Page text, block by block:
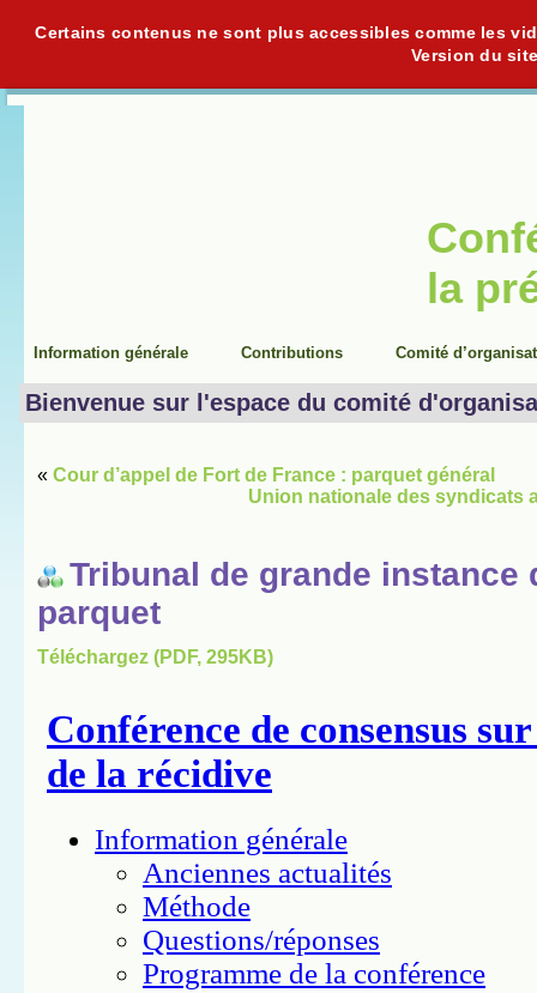
Certains contenus ne sont plus accessibles comme les
Version du
la
Information générale Contributions Comité
Bienvenue sur l'espace du comité
« Cour d’appel de Fort de France : parquet général
Union nationale des syndicats
Tribunal de grande instance
parquet
Téléchargez (PDF, 295KB)